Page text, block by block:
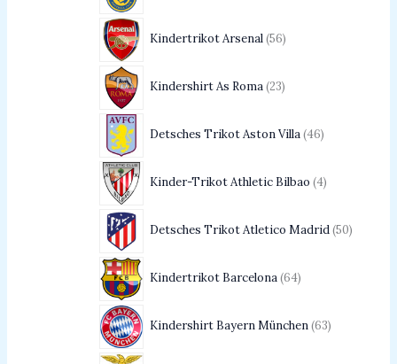
Kindertrikot Arsenal 56
Kindershirt As Roma 23
Detsches Trikot Aston Villa 46
Kinder-Trikot Athletic Bilbao 4
Detsches Trikot Atletico Madrid 50
Kindertrikot Barcelona 64
Kindershirt Bayern München 63